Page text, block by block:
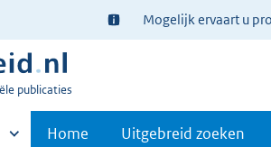
Ter
informatie:
Mogelijk ervaart u
publicaties
Home Uitgebreid zoeken